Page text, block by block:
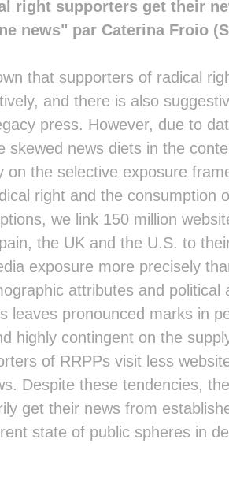
right supporters get their
news" par Caterina Froio
that supporters of radical
and there is also
press. However, due to
skewed news diets in the
on the selective exposure
right and the consumption
we link 150 million
the UK and the U.S. to
exposure more precisely
attributes and
leaves pronounced marks in
highly contingent on the
of RRPPs visit less
Despite these tendencies,
get their news from
state of public spheres in